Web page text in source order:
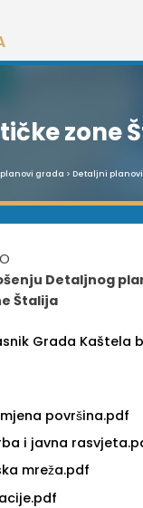
zone
planovi grada > Detaljni
Detaljnog
Štalija
Grada Kaštela
površina.pdf
i javna
mreža.pdf